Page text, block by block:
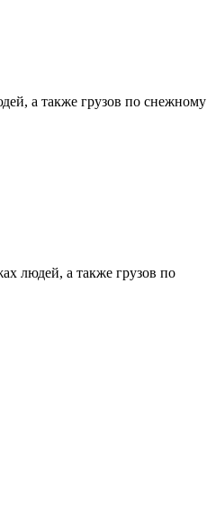
а также грузов по снежному
людей, а также грузов по